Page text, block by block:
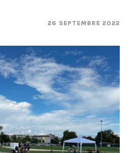
26 SEPTEMBRE 2022